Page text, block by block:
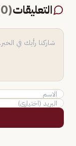
التعليقات(
0